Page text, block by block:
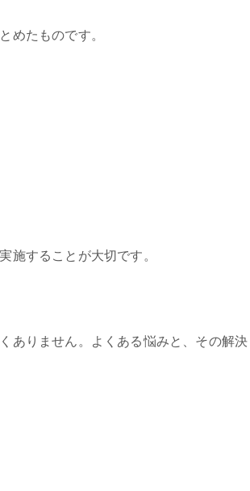
めたものです。
することが大切です。
ありません。よくある悩みと、その解決